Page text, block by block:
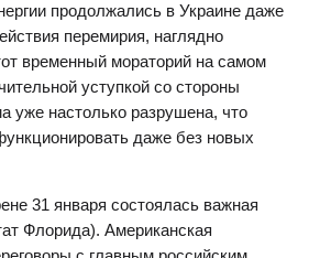
продолжались в Украине даже
перемирия, наглядно
временный мораторий на самом
уступкой со стороны
уже настолько разрушена, что
даже без новых
31 января состоялась важная
Флорида). Американская